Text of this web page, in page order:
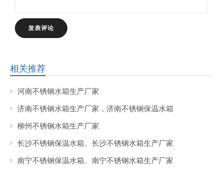
相关推荐
河南不锈钢水箱生产厂家
济南不锈钢水箱生产厂家，济南不锈钢保温水箱
柳州不锈钢水箱生产厂家
长沙不锈钢保温水箱、长沙不锈钢水箱生产厂家
南宁不锈钢保温水箱、南宁不锈钢水箱生产厂家